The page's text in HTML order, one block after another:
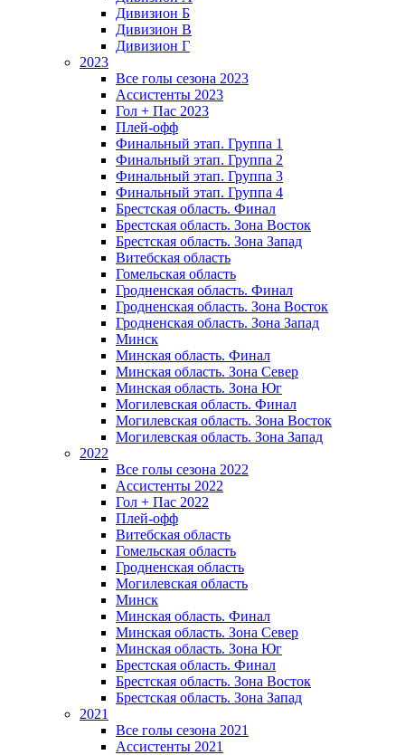
Дивизион Б
Дивизион В
Дивизион Г
2023
Все голы сезона 2023
Ассистенты 2023
Гол + Пас 2023
Плей-офф
Финальный этап. Группа 1
Финальный этап. Группа 2
Финальный этап. Группа 3
Финальный этап. Группа 4
Брестская область. Финал
Брестская область. Зона Восток
Брестская область. Зона Запад
Витебская область
Гомельская область
Гродненская область. Финал
Гродненская область. Зона Восток
Гродненская область. Зона Запад
Минск
Минская область. Финал
Минская область. Зона Север
Минская область. Зона Юг
Могилевская область. Финал
Могилевская область. Зона Восток
Могилевская область. Зона Запад
2022
Все голы сезона 2022
Ассистенты 2022
Гол + Пас 2022
Плей-офф
Витебская область
Гомельская область
Гродненская область
Могилевская область
Минск
Mинская область. Финал
Минская область. Зона Север
Минская область. Зона Юг
Брестская область. Финал
Брестская область. Зона Восток
Брестская область. Зона Запад
2021
Все голы сезона 2021
Ассистенты 2021